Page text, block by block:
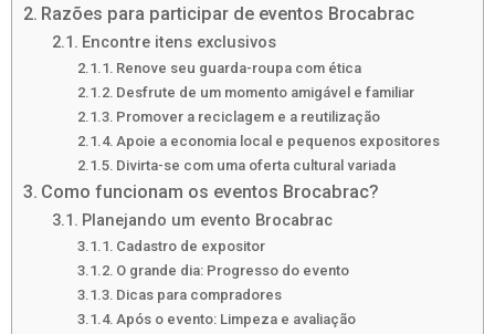
Razões para participar de eventos Brocabrac
Encontre itens exclusivos
Renove seu guarda-roupa com ética
Desfrute de um momento amigável e familiar
Promover a reciclagem e a reutilização
Apoie a economia local e pequenos expositores
Divirta-se com uma oferta cultural variada
Como funcionam os eventos Brocabrac?
Planejando um evento Brocabrac
Cadastro de expositor
O grande dia: Progresso do evento
Dicas para compradores
Após o evento: Limpeza e avaliação